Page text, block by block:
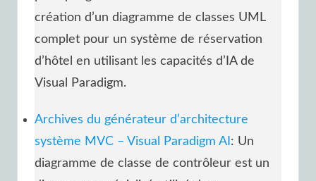
création d’un diagramme de classes UML
complet pour un système de réservation
d’hôtel en utilisant les capacités d’IA de
Visual Paradigm.
Archives du générateur d’architecture
système MVC – Visual Paradigm AI : Un
diagramme de classe de contrôleur est un